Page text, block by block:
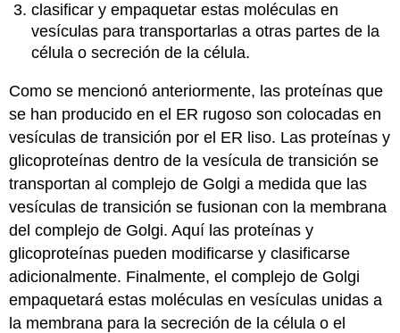
clasificar y empaquetar estas moléculas en
vesículas para transportarlas a otras partes de la
célula o secreción de la célula.
Como se mencionó anteriormente, las proteínas que
se han producido en el ER rugoso son colocadas en
vesículas de transición por el ER liso. Las proteínas y
glicoproteínas dentro de la vesícula de transición se
transportan al complejo de Golgi a medida que las
vesículas de transición se fusionan con la membrana
del complejo de Golgi. Aquí las proteínas y
glicoproteínas pueden modificarse y clasificarse
adicionalmente. Finalmente, el complejo de Golgi
empaquetará estas moléculas en vesículas unidas a
la membrana para la secreción de la célula o el